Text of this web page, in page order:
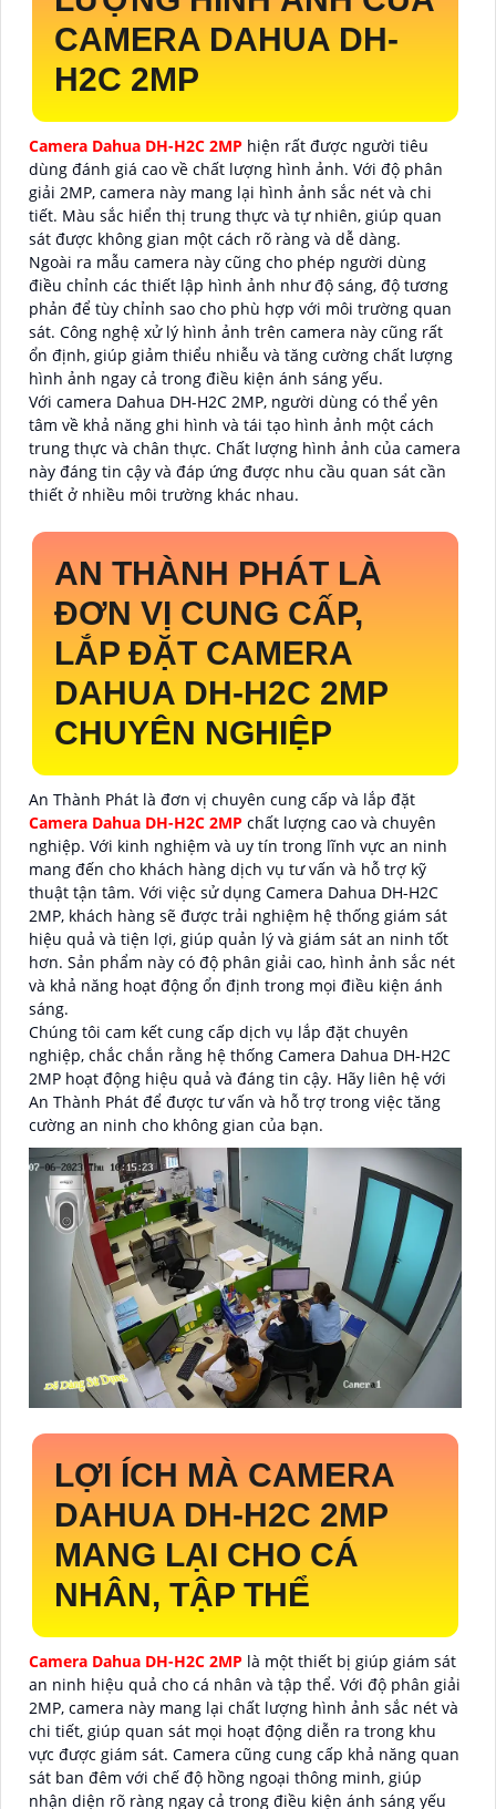
CAMERA DAHUA DH-
H2C 2MP
Camera Dahua DH-H2C 2MP hiện rất được người tiêu
dùng đánh giá cao về chất lượng hình ảnh. Với độ phân
giải 2MP, camera này mang lại hình ảnh sắc nét và chi
tiết. Màu sắc hiển thị trung thực và tự nhiên, giúp quan
sát được không gian một cách rõ ràng và dễ dàng.
Ngoài ra mẫu camera này cũng cho phép người dùng
điều chỉnh các thiết lập hình ảnh như độ sáng, độ tương
phản để tùy chỉnh sao cho phù hợp với môi trường quan
sát. Công nghệ xử lý hình ảnh trên camera này cũng rất
ổn định, giúp giảm thiểu nhiễu và tăng cường chất lượng
hình ảnh ngay cả trong điều kiện ánh sáng yếu.
Với camera Dahua DH-H2C 2MP, người dùng có thể yên
tâm về khả năng ghi hình và tái tạo hình ảnh một cách
trung thực và chân thực. Chất lượng hình ảnh của camera
này đáng tin cậy và đáp ứng được nhu cầu quan sát cần
thiết ở nhiều môi trường khác nhau.
AN THÀNH PHÁT LÀ
ĐƠN VỊ CUNG CẤP,
LẮP ĐẶT CAMERA
DAHUA DH-H2C 2MP
CHUYÊN NGHIỆP
An Thành Phát là đơn vị chuyên cung cấp và lắp đặt
Camera Dahua DH-H2C 2MP chất lượng cao và chuyên
nghiệp. Với kinh nghiệm và uy tín trong lĩnh vực an ninh
mang đến cho khách hàng dịch vụ tư vấn và hỗ trợ kỹ
thuật tận tâm. Với việc sử dụng Camera Dahua DH-H2C
2MP, khách hàng sẽ được trải nghiệm hệ thống giám sát
hiệu quả và tiện lợi, giúp quản lý và giám sát an ninh tốt
hơn. Sản phẩm này có độ phân giải cao, hình ảnh sắc nét
và khả năng hoạt động ổn định trong mọi điều kiện ánh
sáng.
Chúng tôi cam kết cung cấp dịch vụ lắp đặt chuyên
nghiệp, chắc chắn rằng hệ thống Camera Dahua DH-H2C
2MP hoạt động hiệu quả và đáng tin cậy. Hãy liên hệ với
An Thành Phát để được tư vấn và hỗ trợ trong việc tăng
cường an ninh cho không gian của bạn.
LỢI ÍCH MÀ CAMERA
DAHUA DH-H2C 2MP
MANG LẠI CHO CÁ
NHÂN, TẬP THỂ
Camera Dahua DH-H2C 2MP là một thiết bị giúp giám sát
an ninh hiệu quả cho cá nhân và tập thể. Với độ phân giải
2MP, camera này mang lại chất lượng hình ảnh sắc nét và
chi tiết, giúp quan sát mọi hoạt động diễn ra trong khu
vực được giám sát. Camera cũng cung cấp khả năng quan
sát ban đêm với chế độ hồng ngoại thông minh, giúp
nhận diện rõ ràng ngay cả trong điều kiện ánh sáng yếu